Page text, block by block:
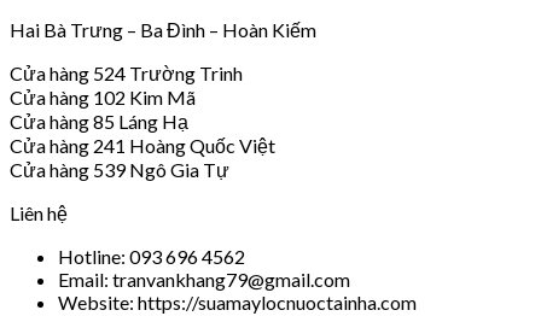
Hai Bà Trưng – Ba Đình – Hoàn Kiếm
Cửa hàng 524 Trường Trinh
Cửa hàng 102 Kim Mã
Cửa hàng 85 Láng Hạ
Cửa hàng 241 Hoàng Quốc Việt
Cửa hàng 539 Ngô Gia Tự
Liên hệ
Hotline: 093 696 4562
Email: tranvankhang79@gmail.com
Website: https://suamaylocnuoctainha.com